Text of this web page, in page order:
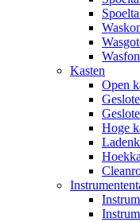
Kasten
Open
Hoge